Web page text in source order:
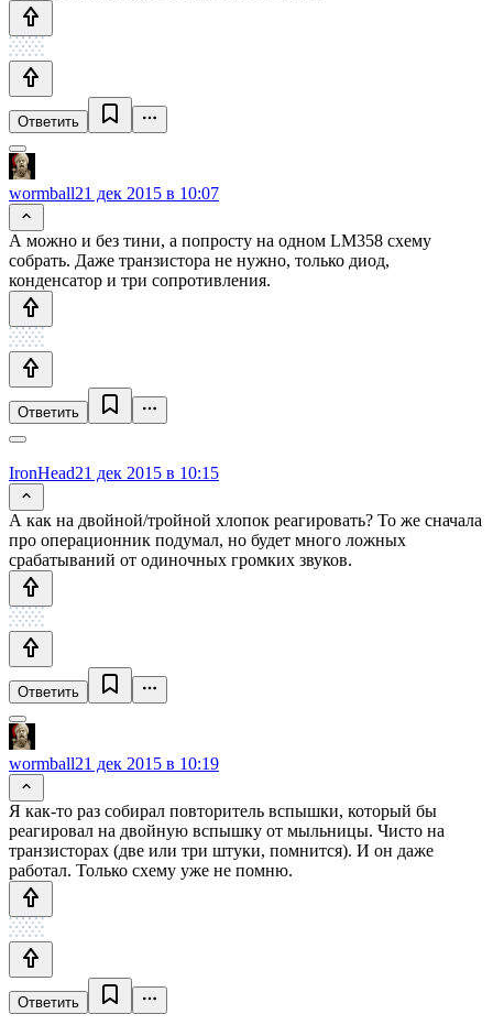
Ответить
wormball21 дек 2015 в 10:07
А можно и без тини, а попросту на одном LM358 схему
собрать. Даже транзистора не нужно, только диод,
конденсатор и три сопротивления.
Ответить
IronHead21 дек 2015 в 10:15
А как на двойной/тройной хлопок реагировать? То же сначала
про операционник подумал, но будет много ложных
срабатываний от одиночных громких звуков.
Ответить
wormball21 дек 2015 в 10:19
Я как-то раз собирал повторитель вспышки, который бы
реагировал на двойную вспышку от мыльницы. Чисто на
транзисторах (две или три штуки, помнится). И он даже
работал. Только схему уже не помню.
Ответить